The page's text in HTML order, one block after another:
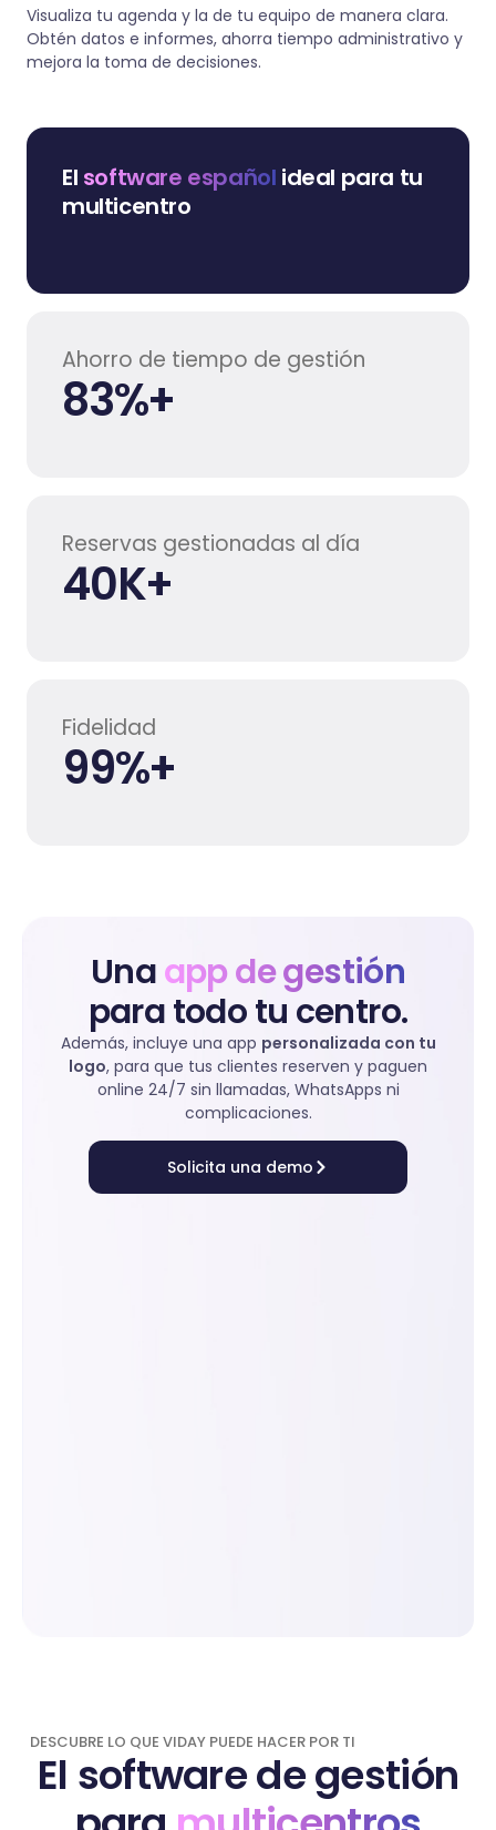
Visualiza tu agenda y la de tu equipo de manera clara.
Obtén datos e informes, ahorra tiempo administrativo y
mejora la toma de decisiones.
El software español ideal para tu
multicentro
Ahorro de tiempo de gestión
83%+
Reservas gestionadas al día
40K+
Fidelidad
99%+
Unaapp de gestión
para todo tu centro.
Además, incluye una app personalizada con tu
logo, para que tus clientes reserven y paguen
online 24/7 sin llamadas, WhatsApps ni
complicaciones.
Solicita una demo
DESCUBRE LO QUE VIDAY PUEDE HACER POR TI
El software de gestión